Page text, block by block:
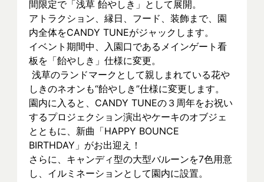
間限定で「浅草 飴やしき」として展開。
アトラクション、縁日、フード、装飾まで、園
内全体をCANDY TUNEがジャックします。
イベント期間中、入園口であるメインゲート看
板を「飴やしき」仕様に変更。
しきのネオンも“飴やしき”仕様に変更します。
園内に入ると、CANDY TUNEの３周年をお祝い
するプロジェクション演出やケーキのオブジェ
とともに、新曲「HAPPY BOUNCE
BIRTHDAY」がお出迎え！
さらに、キャンディ型の大型バルーンを7色用意
し、イルミネーションとして園内に設置。